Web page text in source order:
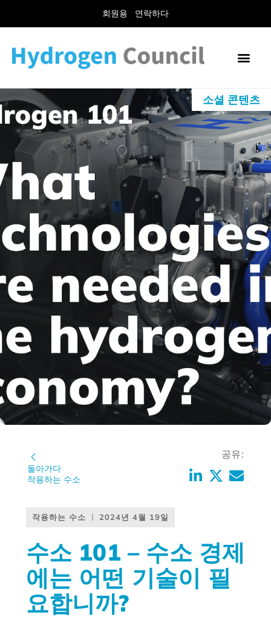
회원용 연락하다
소셜 콘텐츠
돌아가다
작용하는 수소
공유:
작용하는 수소 2024년 4월 19일
수소 101 – 수소 경제
에는 어떤 기술이 필
요합니까?